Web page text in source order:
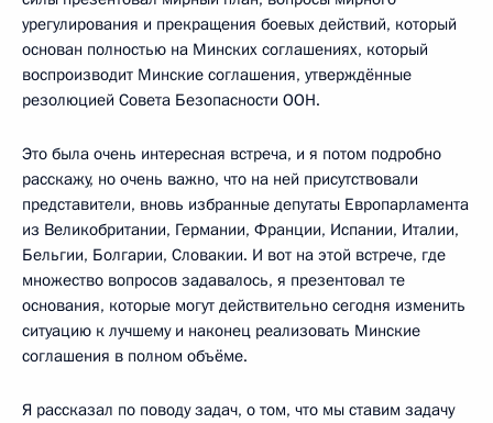
урегулирования и прекращения боевых действий, который
основан полностью на Минских соглашениях, который
воспроизводит Минские соглашения, утверждённые
резолюцией Совета Безопасности ООН.
Это была очень интересная встреча, и я потом подробно
расскажу, но очень важно, что на ней присутствовали
представители, вновь избранные депутаты Европарламента
из Великобритании, Германии, Франции, Испании, Италии,
Бельгии, Болгарии, Словакии. И вот на этой встрече, где
множество вопросов задавалось, я презентовал те
основания, которые могут действительно сегодня изменить
ситуацию к лучшему и наконец реализовать Минские
соглашения в полном объёме.
Я рассказал по поводу задач, о том, что мы ставим задачу